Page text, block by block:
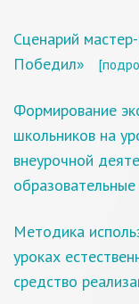
Сценарий
Победил»
Формирование
школьников на
внеурочной
Методика
уроках
средство